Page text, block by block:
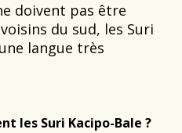
doivent pas être
du sud, les Suri
langue très
les Suri Kacipo-Bale ?